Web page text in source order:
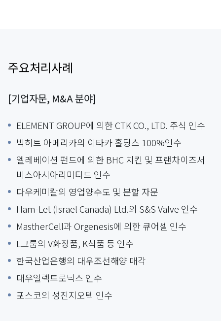
주요처리사례
[기업자문, M&A 분야]
ELEMENT GROUP에 의한 CTK CO., LTD. 주식 인수
빅히트 아메리카의 이타카 홀딩스 100%인수
엘레베이션 펀드에 의한 BHC 치킨 및 프랜차이즈서
비스아시아리미티드 인수
다우케미칼의 영업양수도 및 분할 자문
Ham-Let (Israel Canada) Ltd.의 S&S Valve 인수
MastherCell과 Orgenesis에 의한 큐어셀 인수
L그룹의 V화장품, K식품 등 인수
한국산업은행의 대우조선해양 매각
대우일렉트로닉스 인수
포스코의 성진지오텍 인수